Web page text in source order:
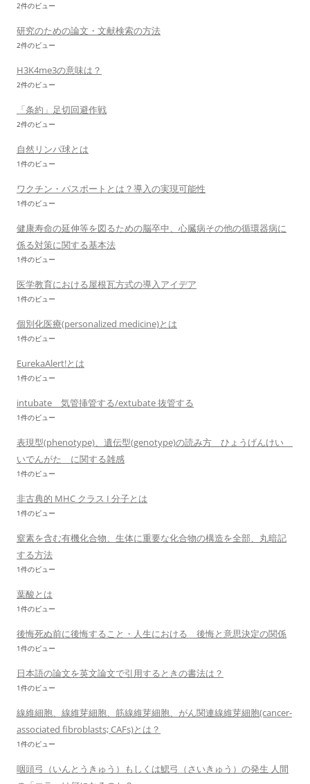
2件のビュー
研究のための論文・文献検索の方法
2件のビュー
H3K4me3の意味は？
2件のビュー
「条約」足切回避作戦
2件のビュー
自然リンパ球とは
1件のビュー
ワクチン・パスポートとは？導入の実現可能性
1件のビュー
健康寿命の延伸等を図るための脳卒中、心臓病その他の循環器病に
係る対策に関する基本法
1件のビュー
医学教育における屋根瓦方式の導入アイデア
1件のビュー
個別化医療(personalized medicine)とは
1件のビュー
EurekaAlert!とは
1件のビュー
intubate 気管挿管する/extubate 抜管する
1件のビュー
表現型(phenotype)、遺伝型(genotype)の読み方 ひょうげんけい
いでんがた に関する雑感
1件のビュー
非古典的 MHC クラス I 分子とは
1件のビュー
窒素を含む有機化合物、生体に重要な化合物の構造を全部、丸暗記
する方法
1件のビュー
葉酸とは
1件のビュー
後悔死ぬ前に後悔すること・人生における 後悔と意思決定の関係
1件のビュー
日本語の論文を英文論文で引用するときの書法は？
1件のビュー
線維細胞、線維芽細胞、筋線維芽細胞、がん関連線維芽細胞(cancer-
associated fibroblasts; CAFs)とは？
1件のビュー
咽頭弓（いんとうきゅう）もしくは鰓弓（さいきゅう）の発生 人間